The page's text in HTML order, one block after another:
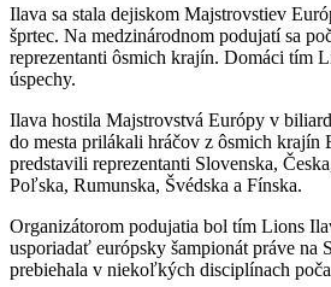
Ilava sa stala dejiskom Majstrovstiev
šprtec. Na medzinárodnom podujatí sa
reprezentanti ôsmich krajín. Domáci tím
úspechy.
Ilava hostila Majstrovstvá Európy v
do mesta prilákali hráčov z ôsmich krajín
predstavili reprezentanti Slovenska,
Poľska, Rumunska, Švédska a Fínska.
Organizátorom podujatia bol tím Lions
usporiadať európsky šampionát práve na
prebiehala v niekoľkých disciplínach